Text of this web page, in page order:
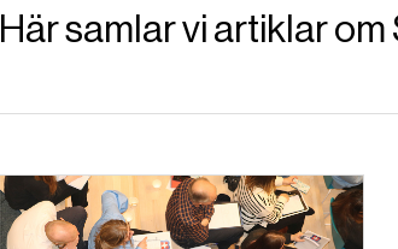
Här samlar vi artiklar